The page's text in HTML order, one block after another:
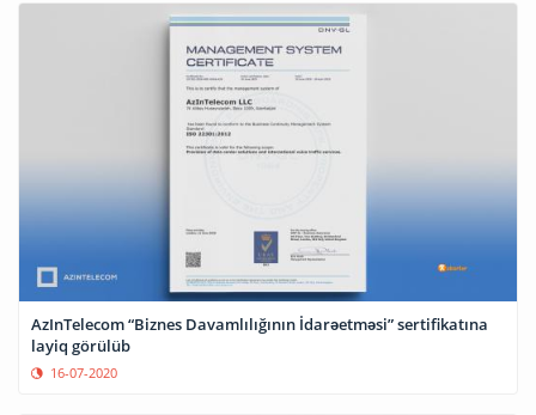
AzInTelecom “Biznes Davamlılığının İdarəetməsi” sertifikatına
layiq görülüb
16-07-2020